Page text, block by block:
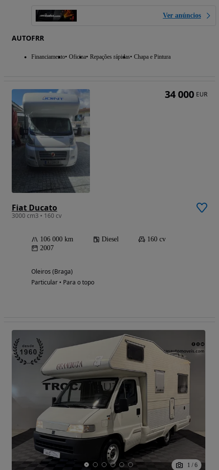
Ver anúncios
AUTOFRR
Financiamento Oficina Repações rápidas Chapa e Pintura
Fiat Ducato
3000 cm3 • 160 cv
106 000 km Diesel
160 cv
2007
Oleiros (Braga)
Particular • Para o topo
34 000 EUR
1 / 6